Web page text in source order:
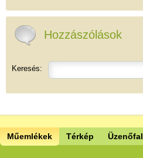
Hozzászólások
Keresés:
Műemlékek Térkép Üzenőfal